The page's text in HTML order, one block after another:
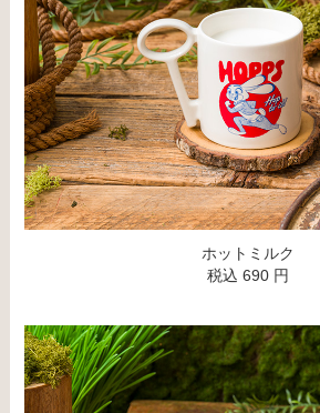
ホットミルク
税込 690 円